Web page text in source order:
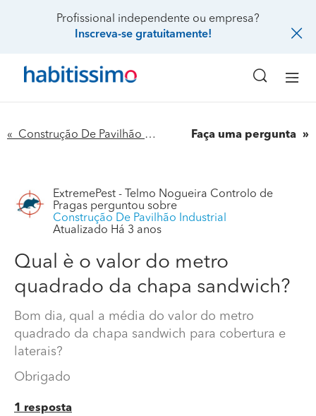
Profissional independente ou empresa?
Inscreva-se gratuitamente!
« Construção De Pavilhão Industrial Faça uma pergunta
Qual è o valor do metro quadrado da chapa sandwich?
Bom dia, qual a média do valor do metro quadrado da
chapa sandwich para cobertura e laterais?
Obrigado
ExtremePest - Telmo Nogueira Controlo de
Pragas perguntou sobre
Construção De Pavilhão Industrial
Atualizado Há 3 anos
Qual è o valor do metro
quadrado da chapa sandwich?
Bom dia, qual a média do valor do metro
quadrado da chapa sandwich para cobertura e
laterais?
Obrigado
1 resposta